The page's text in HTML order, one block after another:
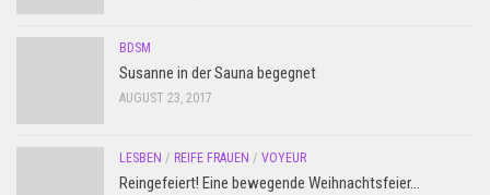
BDSM
Susanne in der Sauna begegnet
AUGUST 23, 2017
LESBEN / REIFE FRAUEN / VOYEUR
Reingefeiert! Eine bewegende Weihnachtsfeier…